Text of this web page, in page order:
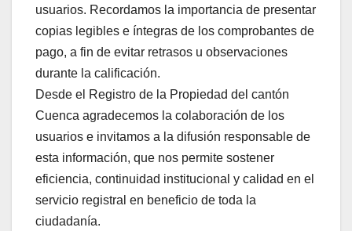
usuarios. Recordamos la importancia de presentar
copias legibles e íntegras de los comprobantes de
pago, a fin de evitar retrasos u observaciones
durante la calificación.
Desde el Registro de la Propiedad del cantón
Cuenca agradecemos la colaboración de los
usuarios e invitamos a la difusión responsable de
esta información, que nos permite sostener
eficiencia, continuidad institucional y calidad en el
servicio registral en beneficio de toda la
ciudadanía.